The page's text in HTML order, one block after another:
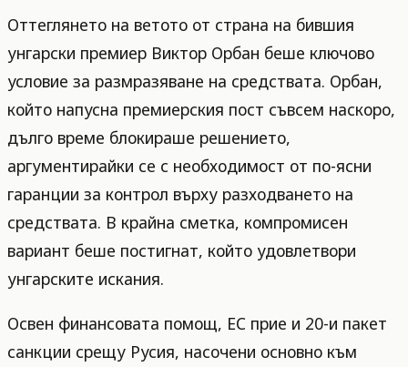
Оттеглянето на ветото от страна на бившия
унгарски премиер Виктор Орбан беше ключово
условие за размразяване на средствата. Орбан,
който напусна премиерския пост съвсем наскоро,
дълго време блокираше решението,
аргументирайки се с необходимост от по-ясни
гаранции за контрол върху разходването на
средствата. В крайна сметка, компромисен
вариант беше постигнат, който удовлетвори
унгарските искания.
Освен финансовата помощ, ЕС прие и 20-и пакет
санкции срещу Русия, насочени основно към